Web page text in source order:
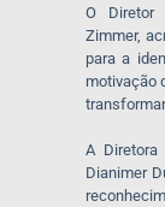
O Diretor
Zimmer,
para a
motivação
A Diretora
Dianimer